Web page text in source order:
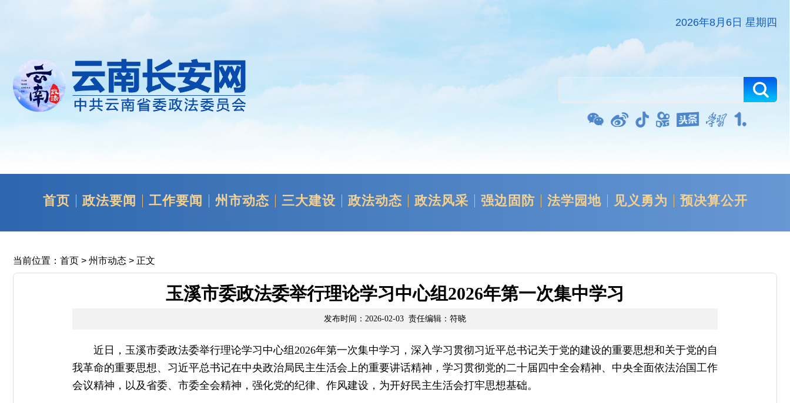
2026年8月6日 星期四
首页 政法要闻 工作要闻 州市动态 三大建设 政法动态 政法风采 强边固防 法学园地 见义勇为 预决算公开
当前位置： 首页 > 州市动态 > 正文
玉溪市委政法委举行理论学习中心组2026年第一次集中学习
发布时间：2026-02-03 责任编辑：符晓
近日，玉溪市委政法委举行理论学习中心组2026年第一次集中学习，深入学习贯彻习近平总书记关于党的建设的重要思想和关于党的自
我革命的重要思想、习近平总书记在中央政治局民主生活会上的重要讲话精神，学习贯彻党的二十届四中全会精神、中央全面依法治国工作
会议精神，以及省委、市委全会精神，强化党的纪律、作风建设，为开好民主生活会打牢思想基础。